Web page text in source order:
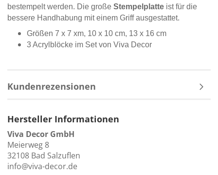
bestempelt werden. Die große Stempelplatte ist für die
bessere Handhabung mit einem Griff ausgestattet.
Größen 7 x 7 xm, 10 x 10 cm, 13 x 16 cm
3 Acrylblöcke im Set von Viva Decor
Kundenrezensionen
Hersteller Informationen
Viva Decor GmbH
Meierweg 8
32108 Bad Salzuflen
info@viva-decor.de